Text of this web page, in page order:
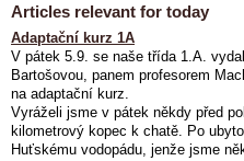
Articles relevant for today
Adaptační kurz 1A
V pátek 5.9. se naše třída 1.A.
Bartošovou, panem profesorem
na adaptační kurz.
Vyráželi jsme v pátek někdy před
kilometrový kopec k chatě. Po
Huťskému vodopádu, jenže jsme